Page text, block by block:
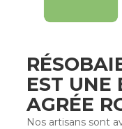
EST UNE
AGRÉE
Nos artisans sont